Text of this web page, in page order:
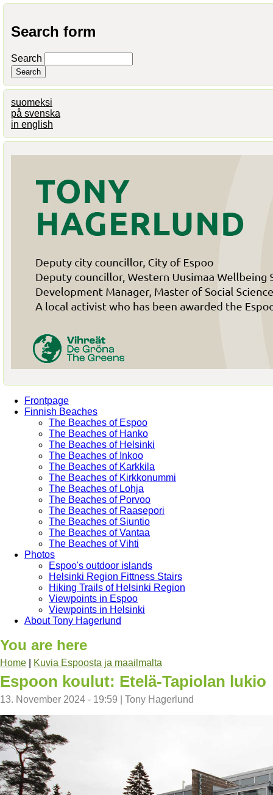
Search form
Search
suomeksi
på svenska
in english
Frontpage
Finnish Beaches
The Beaches of Espoo
The Beaches of Hanko
The Beaches of Helsinki
The Beaches of Inkoo
The Beaches of Karkkila
The Beaches of Kirkkonummi
The Beaches of Lohja
The Beaches of Porvoo
The Beaches of Raasepori
The Beaches of Siuntio
The Beaches of Vantaa
The Beaches of Vihti
Photos
Espoo's outdoor islands
Helsinki Region Fittness Stairs
Hiking Trails of Helsinki Region
Viewpoints in Espoo
Viewpoints in Helsinki
About Tony Hagerlund
You are here
Home Kuvia Espoosta ja maailmalta
Espoon koulut: Etelä-Tapiolan lukio
13. November 2024 - 19:59 Tony Hagerlund